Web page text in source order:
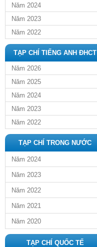
Năm 2024
Năm 2023
Năm 2022
TẠP CHÍ TIẾNG ANH ĐHCT
Năm 2026
Năm 2025
Năm 2024
Năm 2023
Năm 2022
TẠP CHÍ TRONG NƯỚC
Năm 2024
Năm 2023
Năm 2022
Năm 2021
Năm 2020
TẠP CHÍ QUỐC TẾ